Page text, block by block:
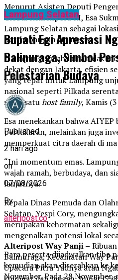
Menurut Asisten Deputi
Global Kemenpora RI, Esa
Lampung Selatan sebagai
pertimbangan strategis.
“Lampung sudah lama tidak
dekat dengan Jakarta, efisien
yang tepat untuk Lampung
nasional seperti Pilkada
salah satuhost family, Kamis
Esa menekankan bahwa
pertukaran, melainkan juga
memperkuat citra daerah di
“Ini momentum emas.
wajah ramah, berbudaya, dan
lanjutnya.
Kepala Dinas Pemuda dan
Selatan, Yespi Cory,
merupakan kehormatan
mengenalkan potensi lokal
Para peserta dijadwalkan tiba
kemudian akan diserahkan ke
November. Pada 28
Lampung Selatan
Bupati Egi Apresiasi
Balinuraga, Simbol
Pelestarian Budaya
Published
2 hari ago
on
07/08/2026
By
alteripost.co
Alteripost Way Panji –
Balinuraga, Kecamatan Way
Upacara Pitra Yadnya atau